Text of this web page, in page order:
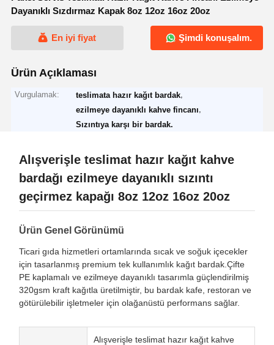
Dayanıklı Sızdırmaz Kapak 8oz 12oz 16oz 20oz
En iyi fiyat Şimdi konuşalım.
Ürün Açıklaması
Vurgulamak: teslimata hazır kağıt bardak
ezilmeye dayanıklı kahve fincanı
Sızıntıya karşı bir bardak.
Alışverişle teslimat hazır kağıt kahve
bardağı ezilmeye dayanıklı sızıntı
geçirmez kapağı 8oz 12oz 16oz 20oz
Ürün Genel Görünümü
Ticari gıda hizmetleri ortamlarında sıcak ve soğuk içecekler
için tasarlanmış premium tek kullanımlık kağıt bardak.Çifte
PE kaplamalı ve ezilmeye dayanıklı tasarımla güçlendirilmiş
320gsm kraft kağıtla üretilmiştir, bu bardak kafe, restoran ve
götürülebilir işletmeler için olağanüstü performans sağlar.
Alışverişle teslimat hazır kağıt kahve